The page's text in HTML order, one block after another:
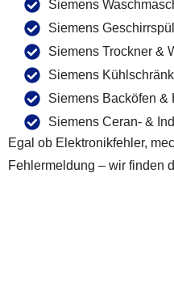
Siemens
Siemens
Siemens Trockner &
Siemens
Siemens Backöfen &
Siemens Ceran- &
Egal ob Elektronikfehler,
Fehlermeldung – wir finden